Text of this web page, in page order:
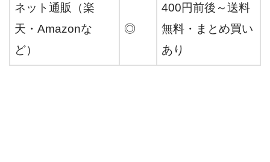
ネット通販（楽
天・Amazonな
ど）
◎
400円前後～送料
無料・まとめ買い
あり